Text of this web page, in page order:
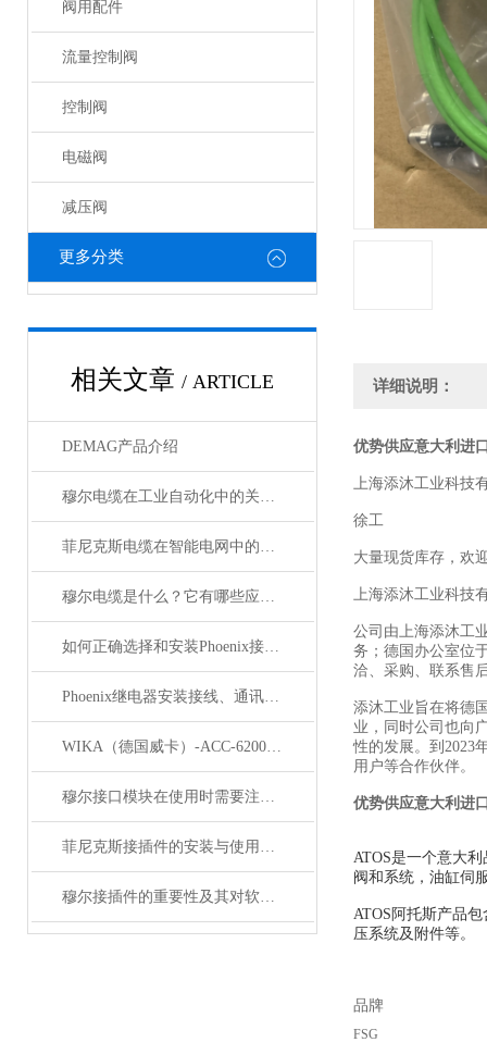
阀用配件
流量控制阀
控制阀
电磁阀
减压阀
更多分类
相关文章 / ARTICLE
DEMAG产品介绍
穆尔电缆在工业自动化中的关键角色
菲尼克斯电缆在智能电网中的应用
穆尔电缆是什么？它有哪些应用领域？
如何正确选择和安装Phoenix接插件以确保其性能？
Phoenix继电器安装接线、通讯集成与故障诊断指南
WIKA（德国威卡）-ACC-6200系列压力变送器简介
穆尔接口模块在使用时需要注意哪些问题？
菲尼克斯接插件的安装与使用技巧
穆尔接插件的重要性及其对软件开发的影响
详细说明：
优势供应意大利进
上海添沐工业科技
徐工
大量现货库存，欢
上海添沐工业科技
公司由上海添沐工
务；德国办公室位
洽、采购、联系售
添沐工业旨在将德
业，同时公司也向
性的发展。到2023
用户等合作伙伴。
优势供应意大利进
ATOS是一个意大
阀和系统，油缸伺
ATOS阿托斯产品
压系统及附件等。
品牌
FSG